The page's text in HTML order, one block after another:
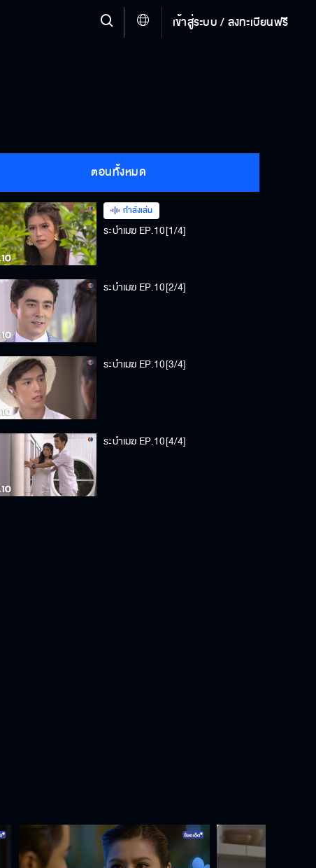
เข้าสู่ระบบ / ลงทะเบียนฟรี
ตอนทั้งหมด
กำลังเล่น
ระบำเมฆ EP.10[1/4]
ระบำเมฆ EP.10[2/4]
ระบำเมฆ EP.10[3/4]
ระบำเมฆ EP.10[4/4]